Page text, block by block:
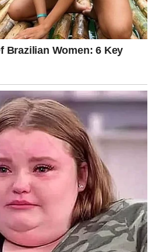
koristiti
otopljenu čokoladu
kao
vanilije.
vanilije savršene su za svaku
okupljanja do posebnih proslava.
a toliko impresivne da će
oduševljenje.Uživajte u pravljenju
ukusu! Prijatno!
BESPLATNO!
SA RECEPTIMA ⋆